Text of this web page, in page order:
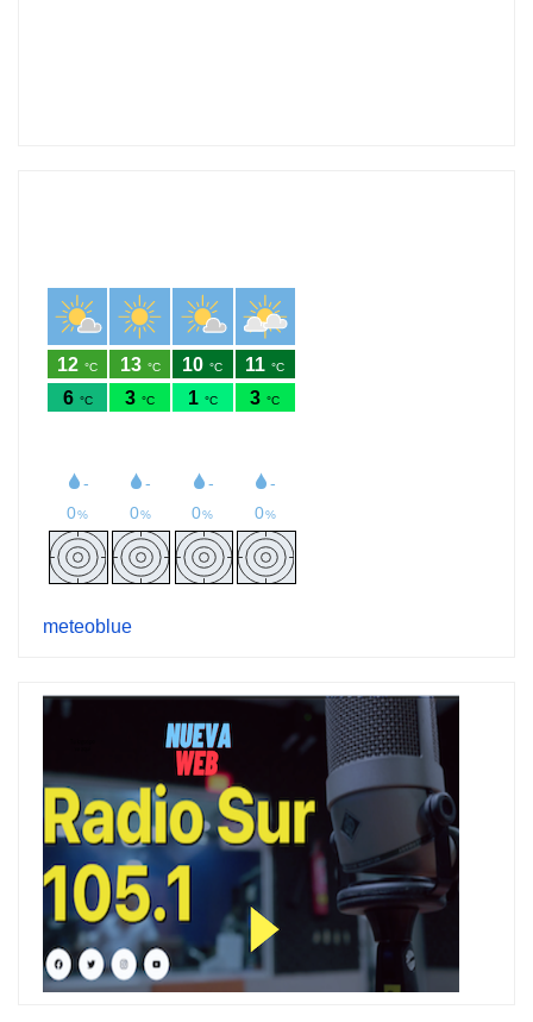
meteoblue